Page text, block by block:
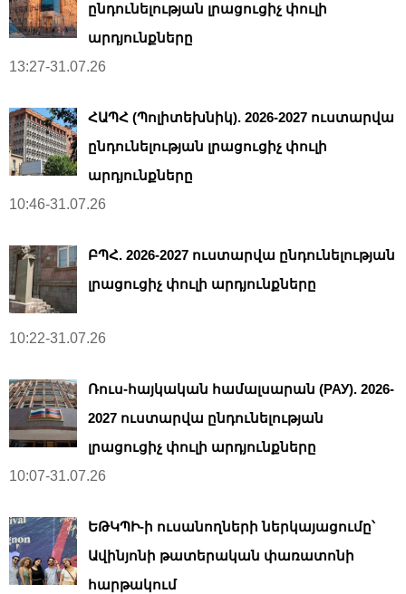
ընդունելության լրացուցիչ փուլի
արդյունքները
13:27-31.07.26
ՀԱՊՀ (Պոլիտեխնիկ). 2026-2027 ուստարվա
ընդունելության լրացուցիչ փուլի
արդյունքները
10:46-31.07.26
ԲՊՀ. 2026-2027 ուստարվա ընդունելության
լրացուցիչ փուլի արդյունքները
10:22-31.07.26
Ռուս-հայկական համալսարան (РАУ). 2026-
2027 ուստարվա ընդունելության
լրացուցիչ փուլի արդյունքները
10:07-31.07.26
ԵԹԿՊԻ-ի ուսանողների ներկայացումը՝
Ավինյոնի թատերական փառատոնի
հարթակում